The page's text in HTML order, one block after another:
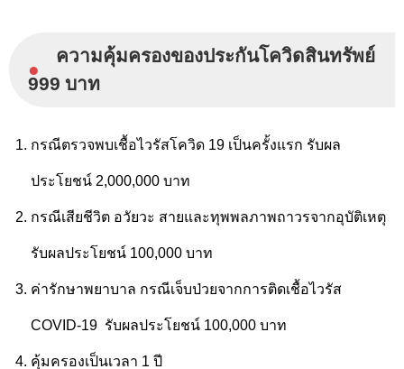
●
ความคุ้มครองของประกันโควิดสินทรัพย์
999 บาท
กรณีตรวจพบเชื้อไวรัสโควิด 19 เป็นครั้งแรก รับผล
ประโยชน์ 2,000,000 บาท
กรณีเสียชีวิต อวัยวะ สายและทุพพลภาพถาวรจากอุบัติเหตุ
รับผลประโยชน์ 100,000 บาท
ค่ารักษาพยาบาล กรณีเจ็บป่วยจากการติดเชื้อไวรัส
COVID-19 รับผลประโยชน์ 100,000 บาท
คุ้มครองเป็นเวลา 1 ปี